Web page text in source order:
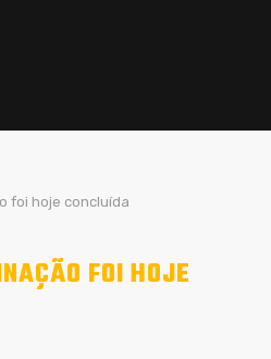
foi hoje concluída
FOI HOJE